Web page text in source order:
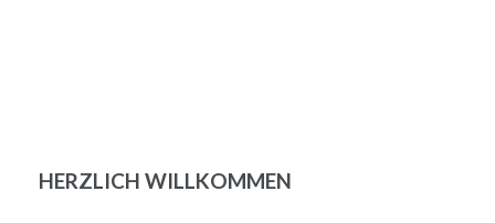
HERZLICH WILLKOMMEN